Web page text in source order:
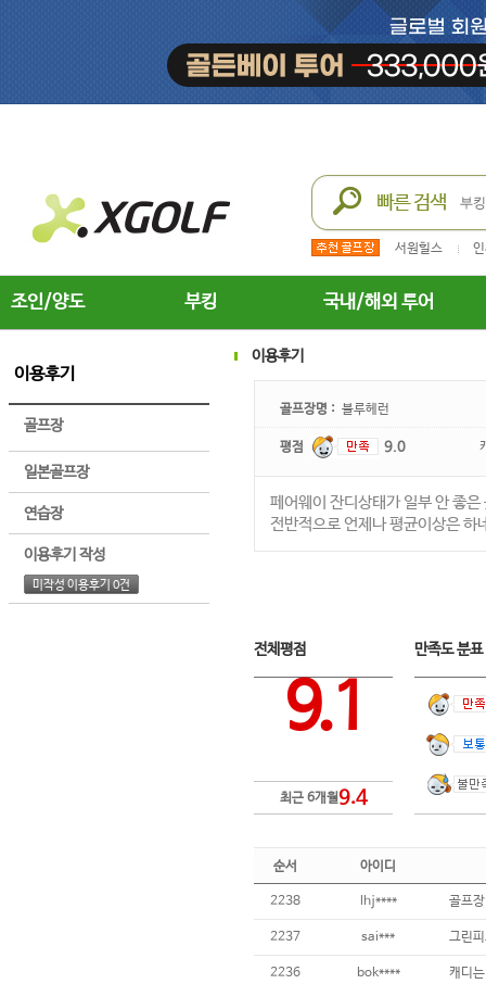
서원힐스
조인/양도 부킹 국내/해외 투어
이용후기
골프장
일본골프장
연습장
이용후기 작성
미작성 이용후기 0건
이용후기
골프장명 : 블루헤런
평점 9.0
페어웨이 잔디상태가 일부 안 좋은
전반적으로 언제나 평균이상은 하
전체평점
9.1
최근 6개월9.4
만족도 분
순서 아이디
2238 lhj****
2237 sai***
2236 bok****